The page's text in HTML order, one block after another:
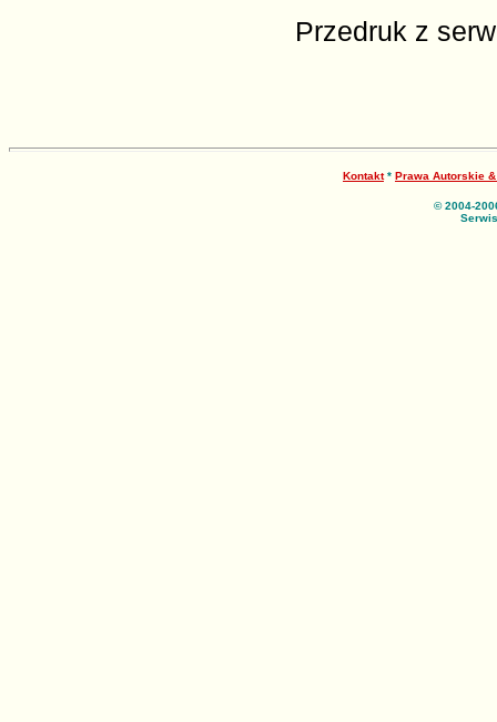
Przedruk z
Kontakt* Prawa Autorskie &
© 2004-